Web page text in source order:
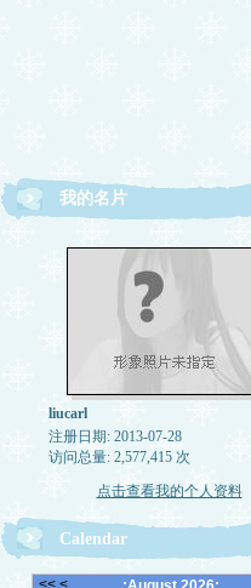
我的名片
liucarl
注册日期: 2013-07-28
访问总量: 2,577,415 次
点击查看我的个人资料
Calendar